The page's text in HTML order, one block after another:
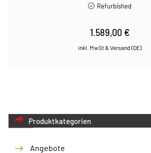
Refurbished
1.589,00 €
Produktkategorien
Angebote